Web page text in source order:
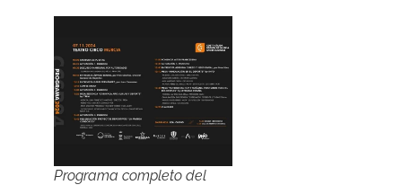
Programa completo del